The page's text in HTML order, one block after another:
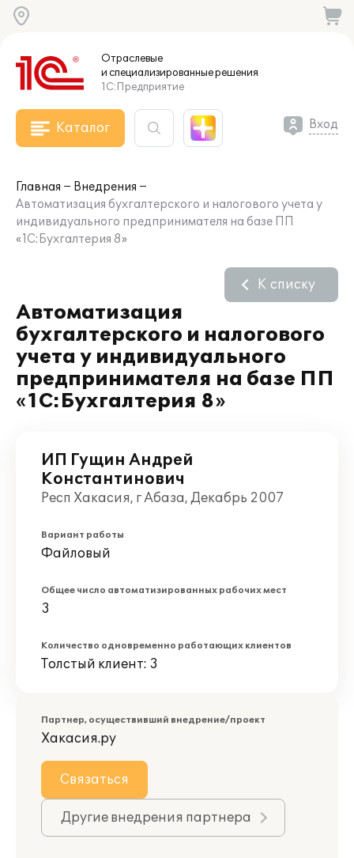
Отраслевые
и специализированныерешения
1С:Предприятие
Каталог Вход
Главная
Внедрения
Автоматизация бухгалтерского и налогового учета у
индивидуального предпринимателя на базе ПП
«1С:Бухгалтерия 8»
Автоматизация
бухгалтерского и налогового
учета у индивидуального
предпринимателя на базе ПП
«1С:Бухгалтерия 8»
К списку
ИП Гущин Андрей
Константинович
Респ Хакасия, г Абаза, Декабрь 2007
Вариант работы
Файловый
Общее число автоматизированных рабочих мест
3
Количество одновременно работающих клиентов
Толстый клиент: 3
Партнер, осуществивший внедрение/проект
Хакасия.ру
Связаться
Другие внедрения партнера